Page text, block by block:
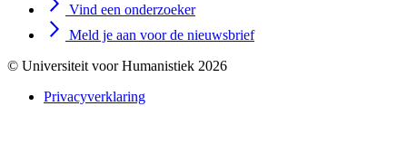
Vind een onderzoeker
Meld je aan voor de nieuwsbrief
© Universiteit voor Humanistiek 2026
Privacyverklaring